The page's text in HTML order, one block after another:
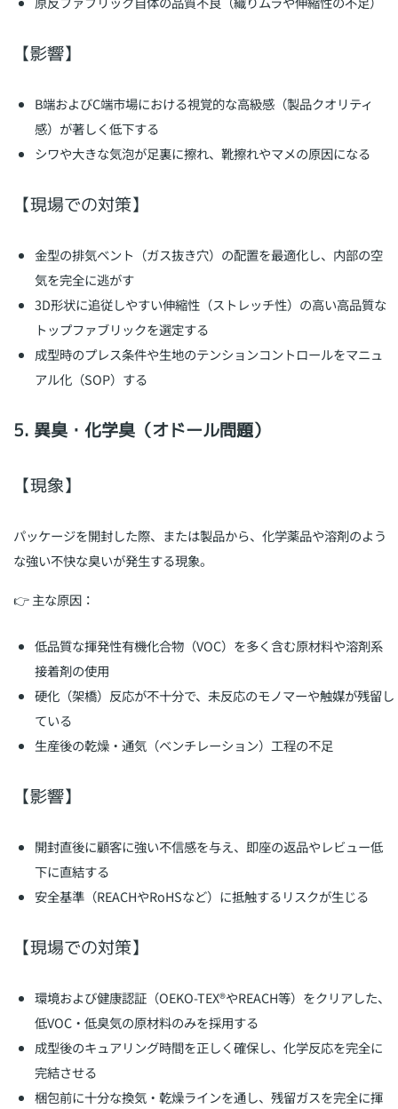
【影響】
B端およびC端市場における視覚的な高級感（製品クオリティ
感）が著しく低下する
シワや大きな気泡が足裏に擦れ、靴擦れやマメの原因になる
【現場での対策】
金型の排気ベント（ガス抜き穴）の配置を最適化し、内部の空
気を完全に逃がす
3D形状に追従しやすい伸縮性（ストレッチ性）の高い高品質な
トップファブリックを選定する
成型時のプレス条件や生地のテンションコントロールをマニュ
アル化（SOP）する
5. 異臭・化学臭（オドール問題）
【現象】
パッケージを開封した際、または製品から、化学薬品や溶剤のよう
な強い不快な臭いが発生する現象。
👉 主な原因：
低品質な揮発性有機化合物（VOC）を多く含む原材料や溶剤系
接着剤の使用
硬化（架橋）反応が不十分で、未反応のモノマーや触媒が残留し
ている
生産後の乾燥・通気（ベンチレーション）工程の不足
【影響】
開封直後に顧客に強い不信感を与え、即座の返品やレビュー低
下に直結する
安全基準（REACHやRoHSなど）に抵触するリスクが生じる
【現場での対策】
環境および健康認証（OEKO-TEX®やREACH等）をクリアした、
低VOC・低臭気の原材料のみを採用する
成型後のキュアリング時間を正しく確保し、化学反応を完全に
完結させる
梱包前に十分な換気・乾燥ラインを通し、残留ガスを完全に揮